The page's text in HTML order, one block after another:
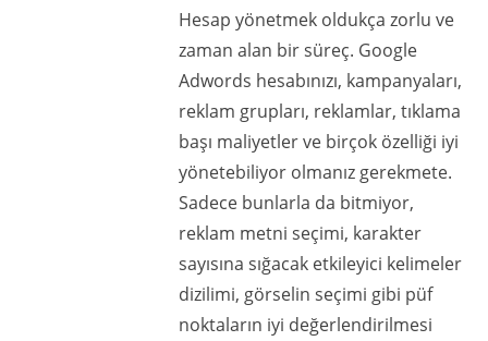
Hesap yönetmek oldukça zorlu ve
zaman alan bir süreç. Google
Adwords hesabınızı, kampanyaları,
reklam grupları, reklamlar, tıklama
başı maliyetler ve birçok özelliği iyi
yönetebiliyor olmanız gerekmete.
Sadece bunlarla da bitmiyor,
reklam metni seçimi, karakter
sayısına sığacak etkileyici kelimeler
dizilimi, görselin seçimi gibi püf
noktaların iyi değerlendirilmesi